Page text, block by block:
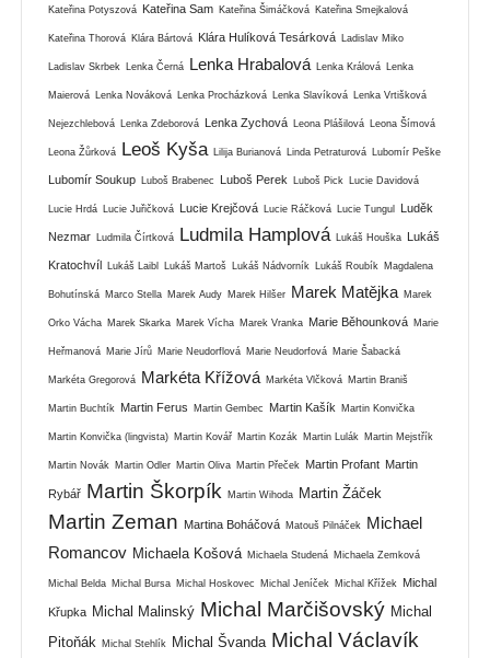
Kateřina Potyszová Kateřina Sam Kateřina Šimáčková Kateřina Smejkalová
Kateřina Thorová Klára Bártová Klára Hulíková Tesárková Ladislav Miko
Ladislav Skrbek Lenka Černá Lenka Hrabalová Lenka Králová Lenka
Maierová Lenka Nováková Lenka Procházková Lenka Slavíková Lenka Vrtišková
Nejezchlebová Lenka Zdeborová Lenka Zychová Leona Plášilová Leona Šímová
Leona Žůrková Leoš Kyša Lilija Burianová Linda Petraturová Lubomír Peške
Lubomír Soukup Luboš Brabenec Luboš Perek Luboš Pick Lucie Davidová
Lucie Hrdá Lucie Juřičková Lucie Krejčová Lucie Ráčková Lucie Tungul Luděk
Nezmar Ludmila Čírtková Ludmila Hamplová Lukáš Houška Lukáš
Kratochvíl Lukáš Laibl Lukáš Martoš Lukáš Nádvorník Lukáš Roubík Magdalena
Bohutínská Marco Stella Marek Audy Marek Hilšer Marek Matějka Marek
Orko Vácha Marek Skarka Marek Vícha Marek Vranka Marie Běhounková Marie
Heřmanová Marie Jírů Marie Neudorflová Marie Neudorfová Marie Šabacká
Markéta Gregorová Markéta Křížová Markéta Vlčková Martin Braniš
Martin Buchtík Martin Ferus Martin Gembec Martin Kašík Martin Konvička
Martin Konvička (lingvista) Martin Kovář Martin Kozák Martin Lulák Martin Mejstřík
Martin Novák Martin Odler Martin Oliva Martin Přeček Martin Profant Martin
Rybář Martin Škorpík Martin Wihoda Martin Žáček
Martin Zeman Martina Boháčová Matouš Pilnáček
Michael
Romancov Michaela Košová Michaela Studená Michaela Zemková
Michal Belda Michal Bursa Michal Hoskovec Michal Jeníček Michal Křížek Michal
Křupka Michal Malinský Michal Marčišovský Michal
Pitoňák
Michal Stehlík Michal Švanda Michal Václavík